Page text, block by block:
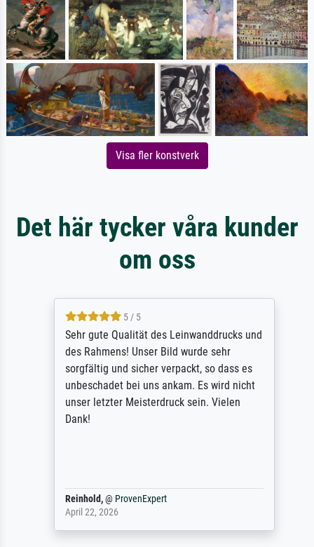
Visa fler konstverk
Det här tycker våra kunder
om oss
5 / 5
Sehr gute Qualität des Leinwanddrucks und
des Rahmens! Unser Bild wurde sehr
sorgfältig und sicher verpackt, so dass es
unbeschadet bei uns ankam. Es wird nicht
unser letzter Meisterdruck sein. Vielen
Dank!
Reinhold, @ProvenExpert
April 22, 2026